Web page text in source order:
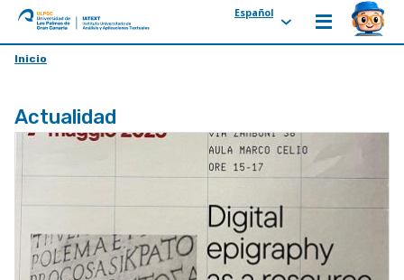
ULPGC
Ir
inicio
de
Español
Inicio
Actualidad